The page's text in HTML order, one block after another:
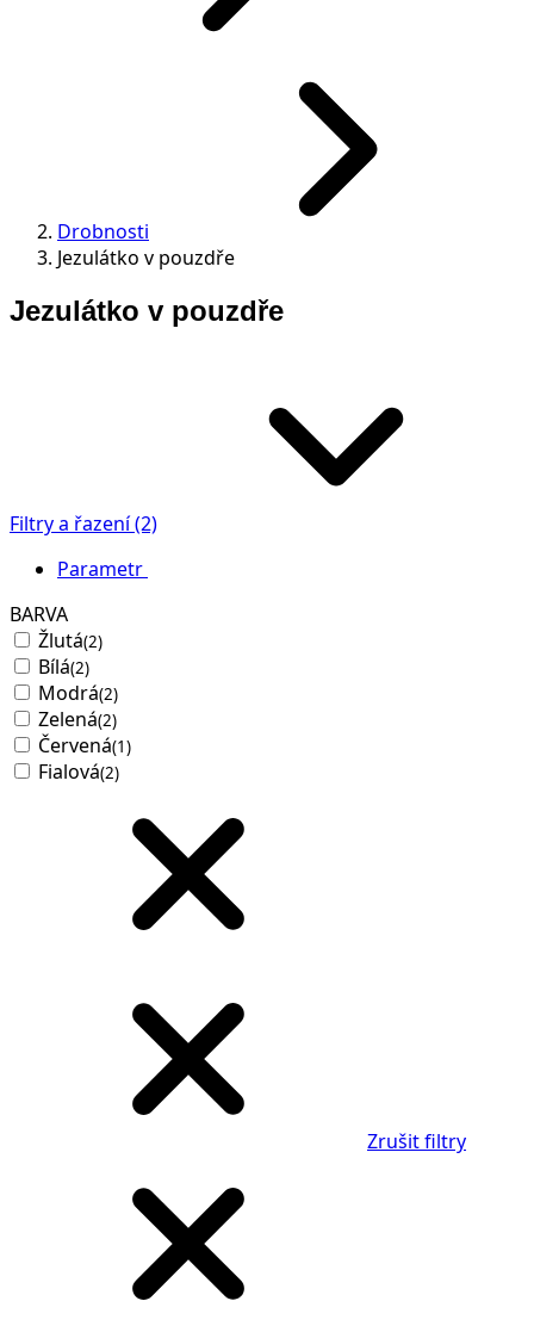
Drobnosti
Jezulátko v pouzdře
Jezulátko v pouzdře
Filtry a řazení (2)
Parametr
BARVA
Žlutá(2)
Bílá(2)
Modrá(2)
Zelená(2)
Červená(1)
Fialová(2)
Zrušit filtry